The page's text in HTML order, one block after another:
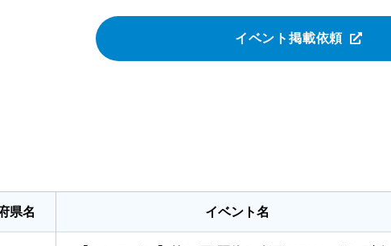
イベント掲載依頼
県名 イベント名